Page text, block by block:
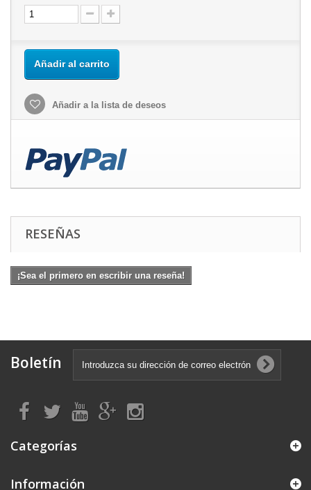
Añadir al carrito
Añadir a la lista de deseos
RESEÑAS
¡Sea el primero en escribir una reseña!
Boletín
Categorías
Información